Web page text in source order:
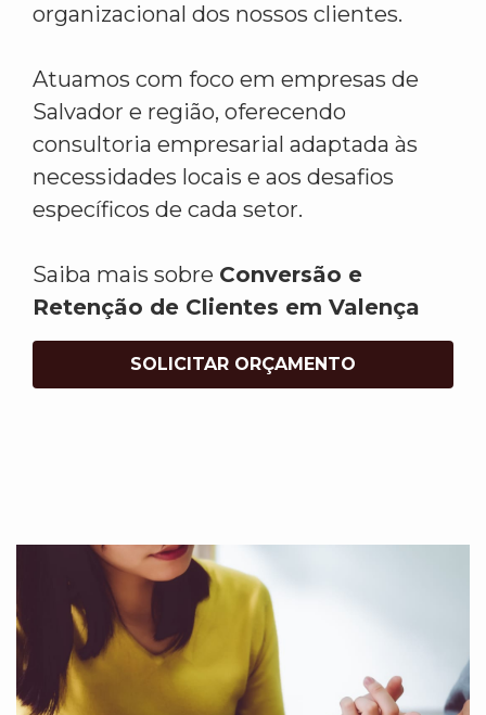
organizacional dos nossos clientes.
Atuamos com foco em empresas de
Salvador e região, oferecendo
consultoria empresarial adaptada às
necessidades locais e aos desafios
específicos de cada setor.
Saiba mais sobre Conversão e
Retenção de Clientes em Valença
SOLICITAR ORÇAMENTO